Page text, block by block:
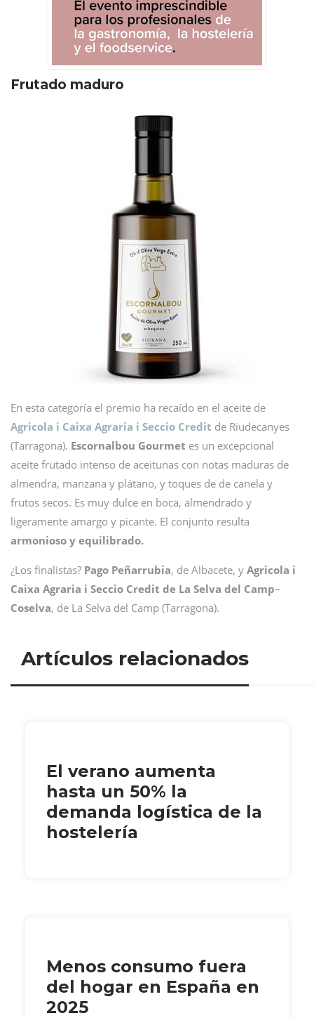
Frutado maduro
En esta categoría el premio ha recaído en el aceite de
Agricola i Caixa Agraria i Seccio Credit de Riudecanyes
(Tarragona). Escornalbou Gourmet es un excepcional
aceite frutado intenso de aceitunas con notas maduras de
almendra, manzana y plátano, y toques de de canela y
frutos secos. Es muy dulce en boca, almendrado y
ligeramente amargo y picante. El conjunto resulta
armonioso y equilibrado.
¿Los finalistas? Pago Peñarrubia, de Albacete, y Agricola i
Caixa Agraria i Seccio Credit de La Selva del Camp–
Coselva, de La Selva del Camp (Tarragona).
Artículos relacionados
El verano aumenta
hasta un 50% la
demanda logística de la
hostelería
Menos consumo fuera
del hogar en España en
2025